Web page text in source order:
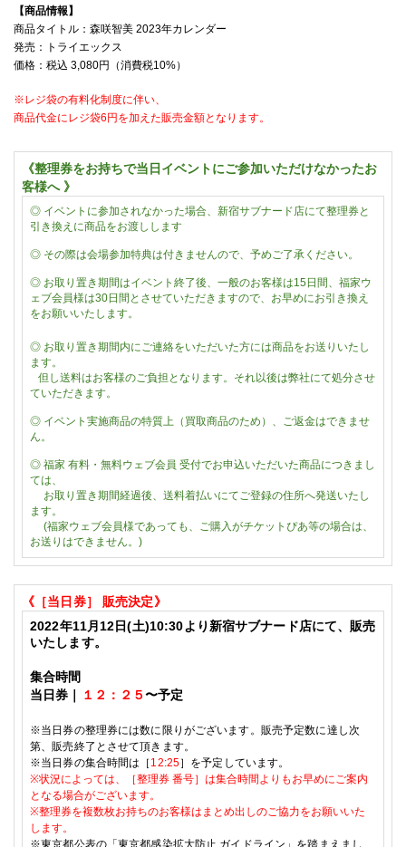
【商品情報】
商品タイトル：森咲智美 2023年カレンダー
発売：トライエックス
価格：税込 3,080円（消費税10%）
※レジ袋の有料化制度に伴い、
商品代金にレジ袋6円を加えた販売金額となります。
《整理券をお持ちで当日イベントにご参加いただけなかったお
客様へ 》
◎ イベントに参加されなかった場合、新宿サブナード店にて整理券と
引き換えに商品をお渡しします
◎ その際は会場参加特典は付きませんので、予めご了承ください。
◎ お取り置き期間はイベント終了後、一般のお客様は15日間、福家ウ
ェブ会員様は30日間とさせていただきますので、お早めにお引き換え
をお願いいたします。
◎ お取り置き期間内にご連絡をいただいた方には商品をお送りいたし
ます。
但し送料はお客様のご負担となります。それ以後は弊社にて処分させ
ていただきます。
◎ イベント実施商品の特質上（買取商品のため）、ご返金はできませ
ん。
◎ 福家 有料・無料ウェブ会員 受付でお申込いただいた商品につきまし
ては、
お取り置き期間経過後、送料着払いにてご登録の住所へ発送いたし
ます。
(福家ウェブ会員様であっても、ご購入がチケットぴあ等の場合は、
お送りはできません。)
《［当日券］ 販売決定》
2022年11月12日(土)10:30より新宿サブナード店にて、販売
いたします。
集合時間
当日券｜
１２：２５〜予定
※当日券の整理券には数に限りがございます。販売予定数に達し次
第、販売終了とさせて頂きます。
※当日券の集合時間は［ 12:25］を予定しています。
※状況によっては、 ［整理券 番号］は集合時間よりもお早めにご案内
となる場合がございます。
※整理券を複数枚お持ちのお客様はまとめ出しのご協力をお願いいた
します。
※東京都公表の「東京都感染拡大防止 ガイドライン」を踏まえまし